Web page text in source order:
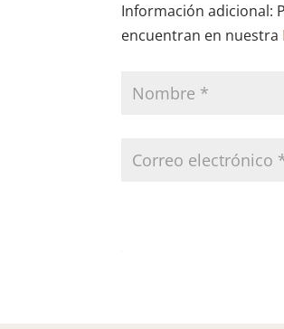
Información adicional:
encuentran en nuestra